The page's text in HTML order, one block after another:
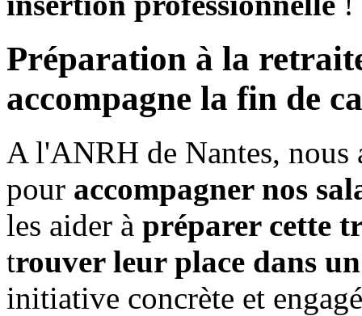
Préparation à la
accompagne la fin de
A l'ANRH de Nantes, nous
pour accompagner nos
les aider à préparer cette
trouver leur place dans
initiative concrète et